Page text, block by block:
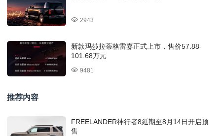
2943
新款玛莎拉蒂格雷嘉正式上市，售价57.88-
101.68万元
9481
推荐内容
FREELANDER神行者8延期至8月14日开启预
售